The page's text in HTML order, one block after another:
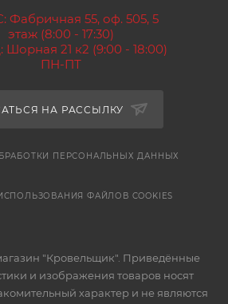
55, оф. 505, 5
этаж (8:00 - 17:30)
21 к2 (9:00 - 18:00)
ПН-ПТ
НА РАССЫЛКУ
ПЕРСОНАЛЬНЫХ ДАННЫХ
ФАЙЛОВ COOKIES
"Кровельщик". Приведённые
и изображения товаров носят
характер и не являются